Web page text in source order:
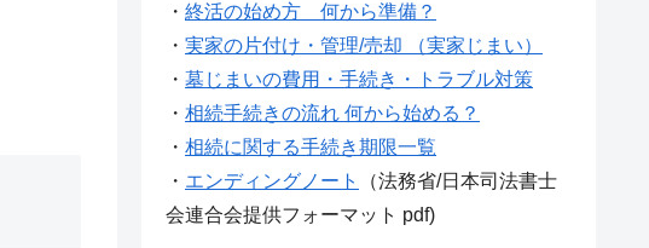
・ 終活の始め方 何から準備？
・ 実家の片付け・管理/売却 （実家じまい）
・ 墓じまいの費用・手続き・トラブル対策
・ 相続手続きの流れ 何から始める？
・ 相続に関する手続き期限一覧
・ エンディングノート
（法務省/日本司法書士
会連合会提供フォーマット pdf)